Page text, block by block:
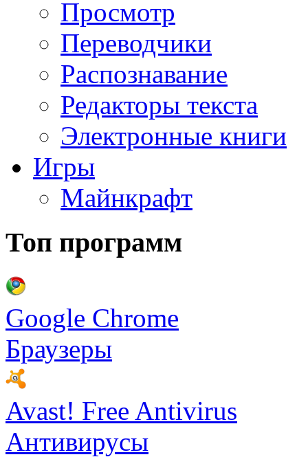
Просмотр
Переводчики
Распознавание
Редакторы текста
Электронные книги
Игры
Майнкрафт
Топ программ
Google Chrome
Браузеры
Avast! Free Antivirus
Антивирусы